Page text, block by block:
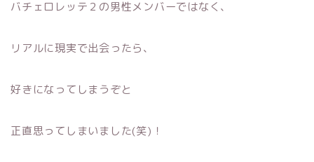
バチェロレッテ２の男性メンバーではなく、
リアルに現実で出会ったら、
好きになってしまうぞと
正直思ってしまいました(笑)！